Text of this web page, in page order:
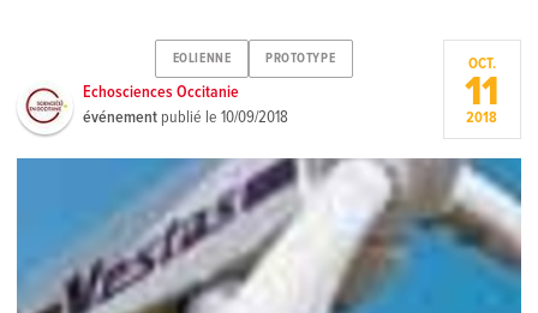
EOLIENNE PROTOTYPE
Echosciences Occitanie
événement publié le10/09/2018
OCT.
11
2018